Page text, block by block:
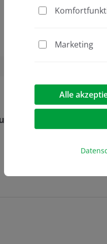
1 Stück
Version 96"
Marketing
Alle